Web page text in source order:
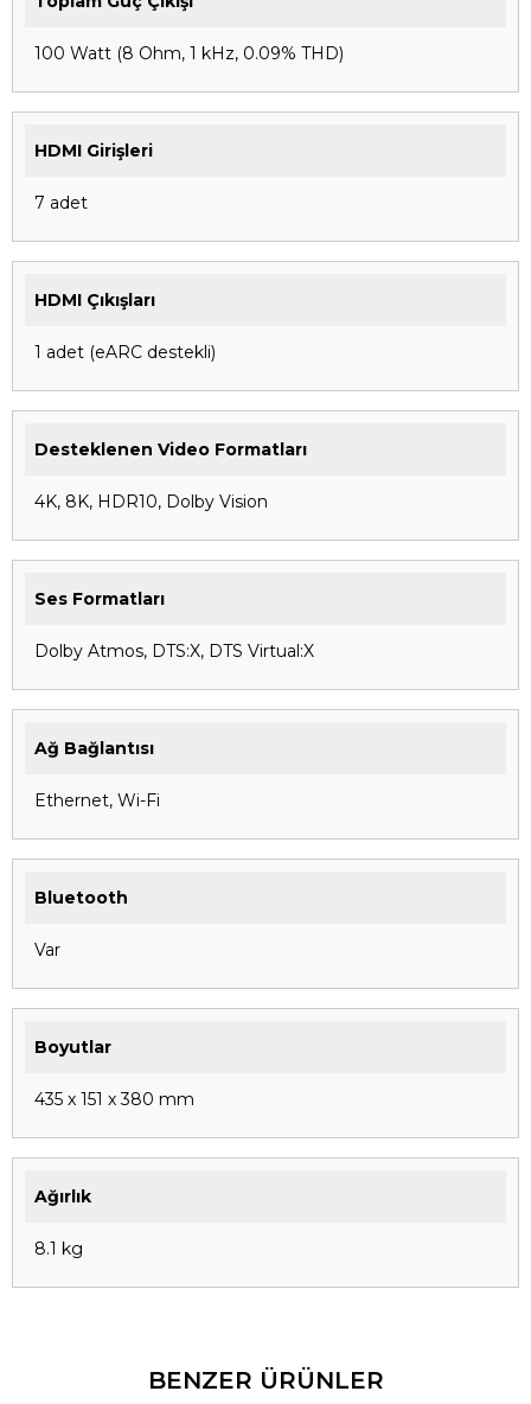
100 Watt (8 Ohm, 1 kHz, 0.09% THD)
HDMI Girişleri
7 adet
HDMI Çıkışları
1 adet (eARC destekli)
Desteklenen Video Formatları
4K, 8K, HDR10, Dolby Vision
Ses Formatları
Dolby Atmos, DTS:X, DTS Virtual:X
Ağ Bağlantısı
Ethernet, Wi-Fi
Bluetooth
Var
Boyutlar
435 x 151 x 380 mm
Ağırlık
8.1 kg
BENZER ÜRÜNLER